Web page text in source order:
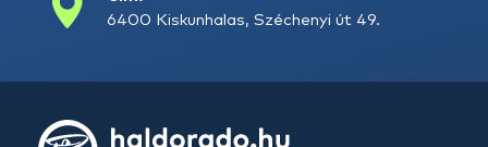
6400 Kiskunhalas, Széchenyi út 49.